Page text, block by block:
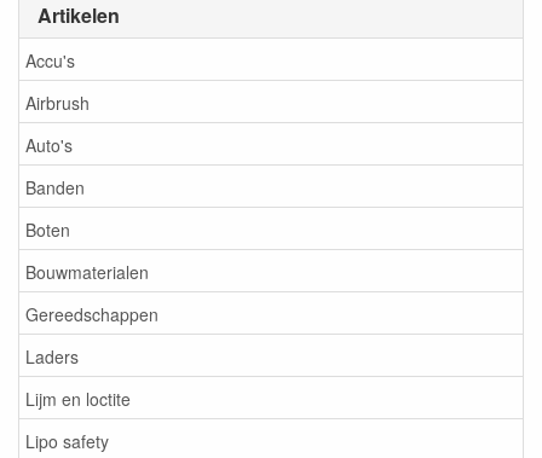
Artikelen
Accu's
Airbrush
Auto's
Banden
Boten
Bouwmaterialen
Gereedschappen
Laders
Lijm en loctite
Lipo safety